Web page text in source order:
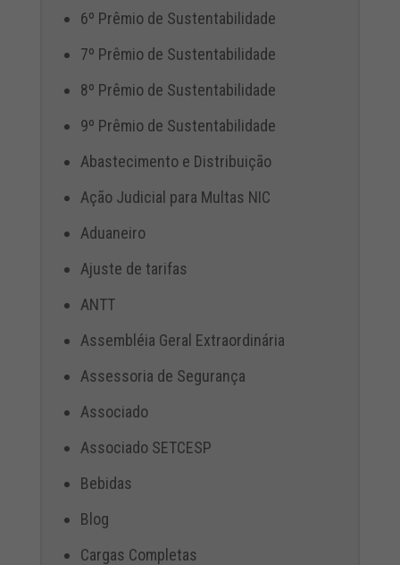
6º Prêmio de Sustentabilidade
7º Prêmio de Sustentabilidade
8º Prêmio de Sustentabilidade
9º Prêmio de Sustentabilidade
Abastecimento e Distribuição
Ação Judicial para Multas NIC
Aduaneiro
Ajuste de tarifas
ANTT
Assembléia Geral Extraordinária
Assessoria de Segurança
Associado
Associado SETCESP
Bebidas
Blog
Cargas Completas